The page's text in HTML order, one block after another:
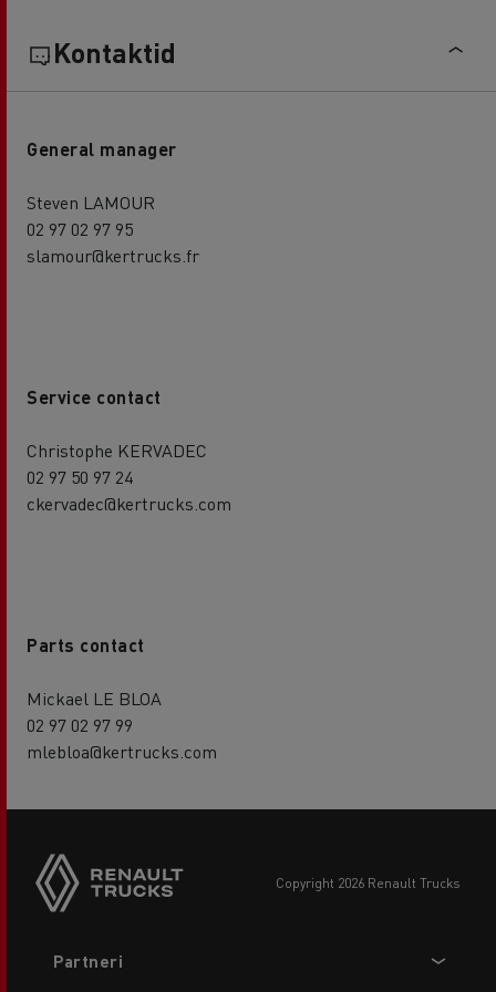
Kontaktid
General manager
Steven LAMOUR
02 97 02 97 95
slamour@kertrucks.fr
Service contact
Christophe KERVADEC
02 97 50 97 24
ckervadec@kertrucks.com
Parts contact
Mickael LE BLOA
02 97 02 97 99
mlebloa@kertrucks.com
copyright 2026 Renault Trucks
menu
Partneri